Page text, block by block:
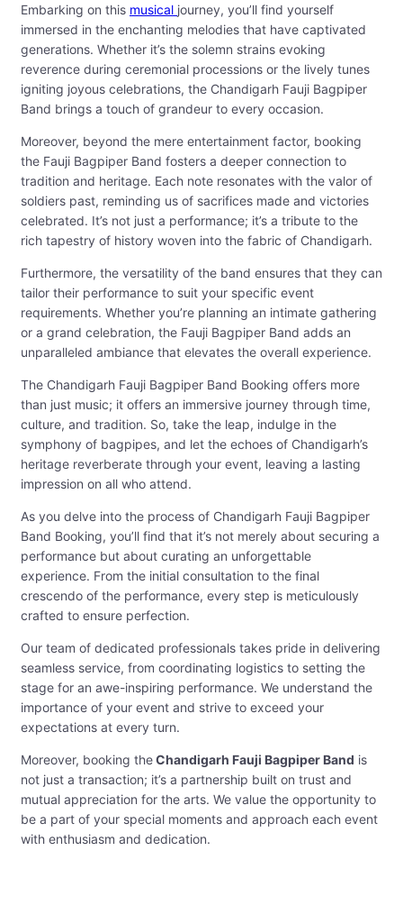
Embarking on this musical journey, you’ll find yourself
immersed in the enchanting melodies that have captivated
generations. Whether it’s the solemn strains evoking
reverence during ceremonial processions or the lively tunes
igniting joyous celebrations, the Chandigarh Fauji Bagpiper
Band brings a touch of grandeur to every occasion.
Moreover, beyond the mere entertainment factor, booking
the Fauji Bagpiper Band fosters a deeper connection to
tradition and heritage. Each note resonates with the valor of
soldiers past, reminding us of sacrifices made and victories
celebrated. It’s not just a performance; it’s a tribute to the
rich tapestry of history woven into the fabric of Chandigarh.
Furthermore, the versatility of the band ensures that they can
tailor their performance to suit your specific event
requirements. Whether you’re planning an intimate gathering
or a grand celebration, the Fauji Bagpiper Band adds an
unparalleled ambiance that elevates the overall experience.
The Chandigarh Fauji Bagpiper Band Booking offers more
than just music; it offers an immersive journey through time,
culture, and tradition. So, take the leap, indulge in the
symphony of bagpipes, and let the echoes of Chandigarh’s
heritage reverberate through your event, leaving a lasting
impression on all who attend.
As you delve into the process of Chandigarh Fauji Bagpiper
Band Booking, you’ll find that it’s not merely about securing a
performance but about curating an unforgettable
experience. From the initial consultation to the final
crescendo of the performance, every step is meticulously
crafted to ensure perfection.
Our team of dedicated professionals takes pride in delivering
seamless service, from coordinating logistics to setting the
stage for an awe-inspiring performance. We understand the
importance of your event and strive to exceed your
expectations at every turn.
Moreover, booking theChandigarh Fauji Bagpiper Band is
not just a transaction; it’s a partnership built on trust and
mutual appreciation for the arts. We value the opportunity to
be a part of your special moments and approach each event
with enthusiasm and dedication.